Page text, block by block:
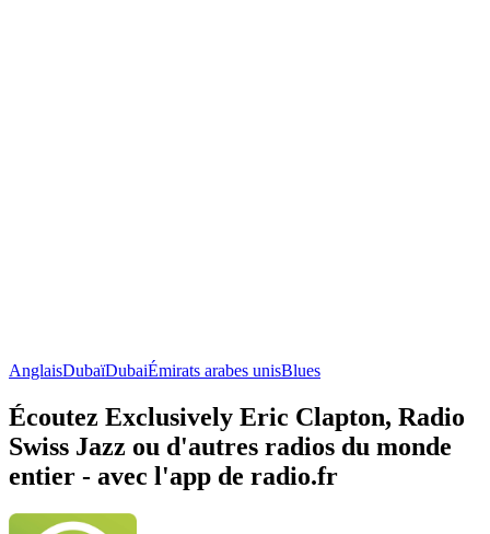
AnglaisDubaïDubaiÉmirats arabes unisBlues
Écoutez Exclusively Eric Clapton, Radio
Swiss Jazz ou d'autres radios du monde
entier - avec l'app de radio.fr